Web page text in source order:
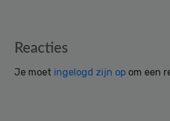
Reader
Reacties
Je moet ingelogd zijn op om een